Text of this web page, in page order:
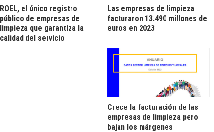
ROEL, el único registro
público de empresas de
limpieza que garantiza la
calidad del servicio
Las empresas de limpieza
facturaron 13.490 millones de
euros en 2023
Crece la facturación de las
empresas de limpieza pero
bajan los márgenes